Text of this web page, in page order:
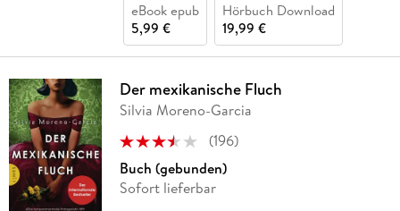
eBook epub
5,99 €
Hörbuch Download
19,99 €
Der mexikanische Fluch
Silvia Moreno-Garcia
(196)
Buch (gebunden)
Sofort lieferbar